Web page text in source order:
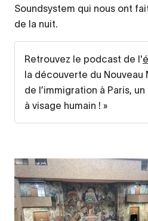
Soundsystem qui nous ont
de la nuit.
Retrouvez le podcast de l'
la découverte du Nouveau
de l’immigration à Paris,
à visage humain ! »